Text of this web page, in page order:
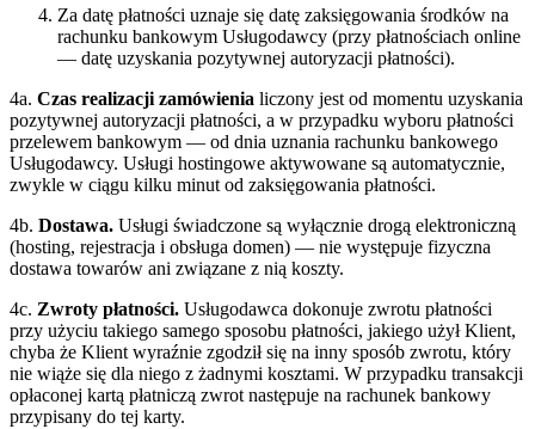
Za datę płatności uznaje się datę zaksięgowania środków na
rachunku bankowym Usługodawcy (przy płatnościach online
— datę uzyskania pozytywnej autoryzacji płatności).
4a. Czas realizacji zamówienia liczony jest od momentu uzyskania
pozytywnej autoryzacji płatności, a w przypadku wyboru płatności
przelewem bankowym — od dnia uznania rachunku bankowego
Usługodawcy. Usługi hostingowe aktywowane są automatycznie,
zwykle w ciągu kilku minut od zaksięgowania płatności.
4b. Dostawa. Usługi świadczone są wyłącznie drogą elektroniczną
(hosting, rejestracja i obsługa domen) — nie występuje fizyczna
dostawa towarów ani związane z nią koszty.
4c. Zwroty płatności. Usługodawca dokonuje zwrotu płatności
przy użyciu takiego samego sposobu płatności, jakiego użył Klient,
chyba że Klient wyraźnie zgodził się na inny sposób zwrotu, który
nie wiąże się dla niego z żadnymi kosztami. W przypadku transakcji
opłaconej kartą płatniczą zwrot następuje na rachunek bankowy
przypisany do tej karty.